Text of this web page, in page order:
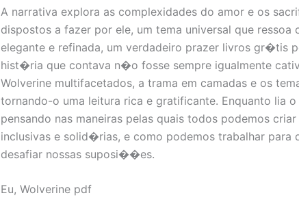
A narrativa explora as complexidades do amor e os
dispostos a fazer por ele, um tema universal que ressoa
elegante e refinada, um verdadeiro prazer livros gr�tis
hist�ria que contava n�o fosse sempre igualmente
Wolverine multifacetados, a trama em camadas e os
tornando-o uma leitura rica e gratificante. Enquanto lia
pensando nas maneiras pelas quais todos podemos
inclusivas e solid�rias, e como podemos trabalhar para
desafiar nossas suposi��es.
Eu, Wolverine pdf